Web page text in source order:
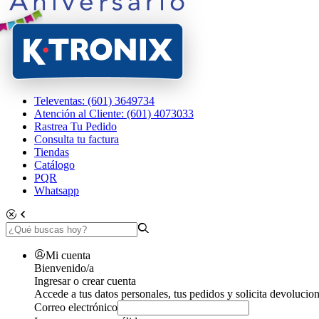
Televentas: (601) 3649734
Atención al Cliente: (601) 4073033
Rastrea Tu Pedido
Consulta tu factura
Tiendas
Catálogo
PQR
Whatsapp
Mi cuenta
Bienvenido/a
Ingresar o crear cuenta
Accede a tus datos personales, tus pedidos y solicita
Correo electrónico